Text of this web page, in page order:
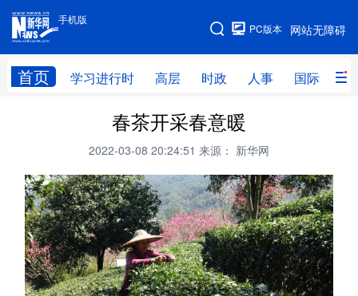
手机版
网站无障碍
PC版本
首页 学习进行时 高层 时政 人事 国际 财
手机版
网站地图
高层 时政
财经 网评
台湾 思客智库 全球连线 教育
科技 科创 量子 体育
文化 书画 健康 军事
访谈 视频 图片 政务
春茶开采春意暖
2022-03-08 20:24:51 来源： 新华网